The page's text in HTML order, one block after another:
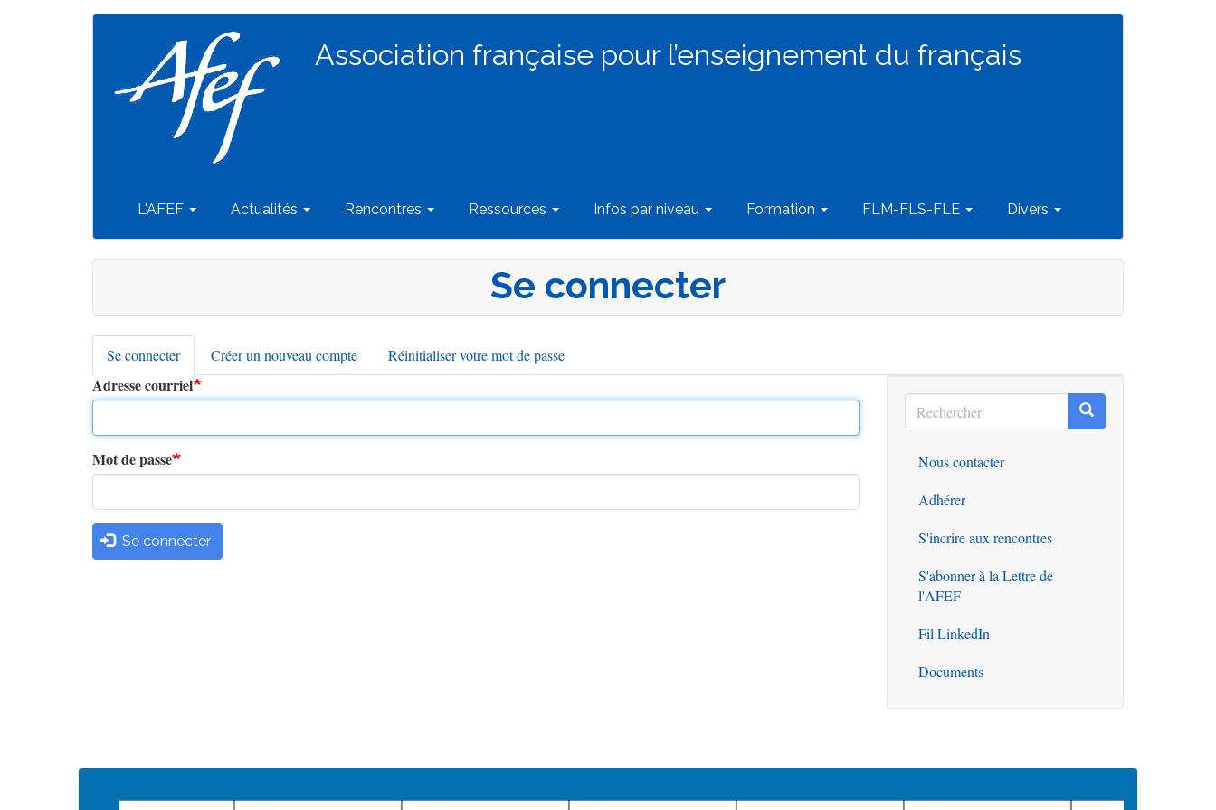
Association française pour l’enseignement du français
Navigation
principale
L'AFEF Actualités Rencontres Ressources Infos par niveau Formation FLM-FLS-FLE Divers
Se connecter
Onglets
principaux
Se connecter(onglet
actif)
Créer un nouveau compte Réinitialiser votre mot de passe
Adresse courriel
Mot de passe
Se connecter
Rechercher
Rechercher Rechercher
Outils
Nous contacter
Adhérer
S'incrire aux rencontres
S'abonner à la Lettre de
l'AFEF
Fil LinkedIn
Documents